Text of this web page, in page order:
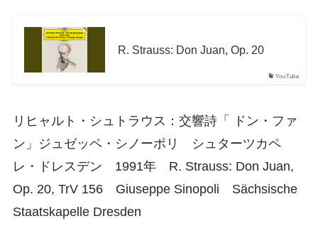
YouTube
R. Strauss: Don Juan, Op. 20
リヒャルト・シュトラウス：交響詩「 ドン・ファ
ン」ジュゼッペ・シノーポリ シュターツカペ
レ・ドレスデン 1991年 R. Strauss: Don Juan,
Op. 20, TrV 156 Giuseppe Sinopoli Sächsische
Staatskapelle Dresden